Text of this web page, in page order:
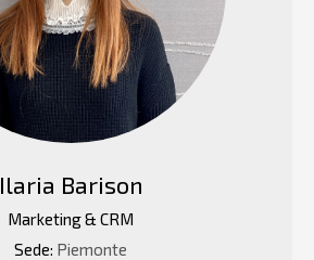
Ilaria Barison
Marketing & CRM
Sede: Piemonte